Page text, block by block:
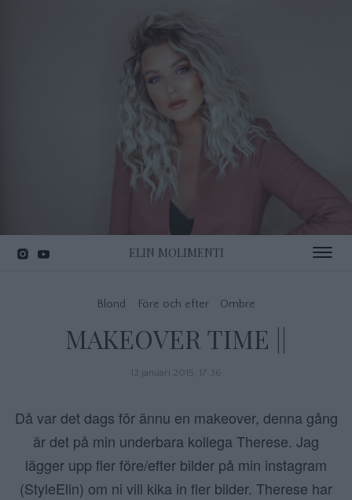
ELIN MOLIMENTI Toggle
Blond Före och efter Ombre
MAKEOVER TIME ||
12 januari 2015, 17:36
Då var det dags för ännu en makeover, denna gång
är det på min underbara kollega Therese. Jag
lägger upp fler före/efter bilder på min instagram
(StyleElin) om ni vill kika in fler bilder. Therese har